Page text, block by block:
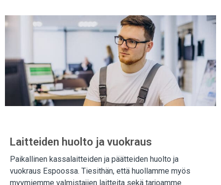
Laitteiden huolto ja vuokraus
Paikallinen kassalaitteiden ja päätteiden huolto ja
vuokraus Espoossa. Tiesithän, että huollamme myös
myymiemme valmistajien laitteita sekä tarjoamme